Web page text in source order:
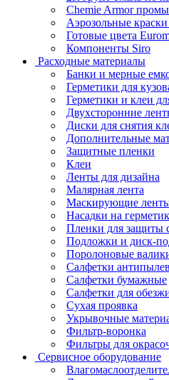
Chemie Armor
Аэрозольные
Готовые цвета
Компоненты Siro
Расходные материалы
Банки и мерные
Герметики для
Герметики и клеи
Двухсторонние
Диски для снятия
Дополнительные
Защитные пленки
Клеи
Ленты для дизайна
Малярная лента
Маскирующие ленты
Насадки на
Пленки для защиты
Подложки и диск-
Поролоновые
Салфетки
Салфетки бумажные
Салфетки для
Сухая проявка
Укрывочные
Фильтр-воронка
Фильтры для
Сервисное оборудование